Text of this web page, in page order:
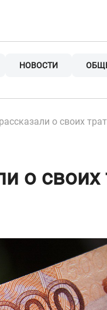
НОВОСТИ
о своих
о своих